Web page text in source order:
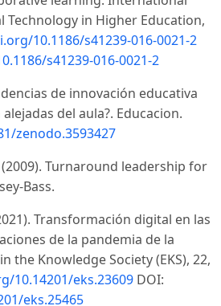
Technology in Higher Education,
10.1186/s41239-016-0021-2
s41239-016-0021-2
de innovación educativa
del aula?. Educacion.
zenodo.3593427
(2009). Turnaround leadership for
Bass.
Transformación digital en las
de la pandemia de la
the Knowledge Society (EKS), 22,
10.14201/eks.23609 DOI:
eks.25465